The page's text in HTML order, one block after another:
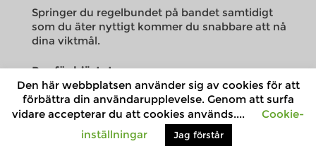
Springer du regelbundet på bandet samtidigt
som du äter nyttigt kommer du snabbare att nå
dina viktmål.
Bra för hjärtat
Att regelbundet springa på löpbandet ger bra
kondition och förbättrad hjärthälsa. Varje gång
du kliver upp på ett löpband stärker du ditt
hjärta. Konditionsträning kan ocks minska ditt
kolesterol. Olika typer av hjärtsjukdomar är nu
Den här webbplatsen använder sig av cookies för att
förbättra din användarupplevelse. Genom att surfa
vidare accepterar du att cookies används....
Cookie-
inställningar
Jag förstår